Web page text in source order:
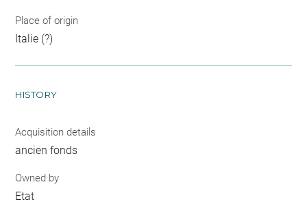
Place of origin
Italie (?)
HISTORY
Acquisition details
ancien fonds
Owned by
Etat